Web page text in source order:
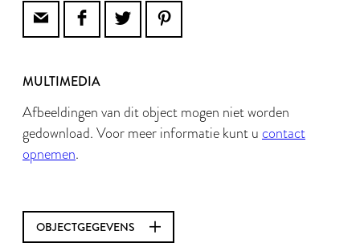
MULTIMEDIA
Afbeeldingen van dit object mogen niet worden
gedownload. Voor meer informatie kunt u contact
opnemen.
OBJECTGEGEVENS